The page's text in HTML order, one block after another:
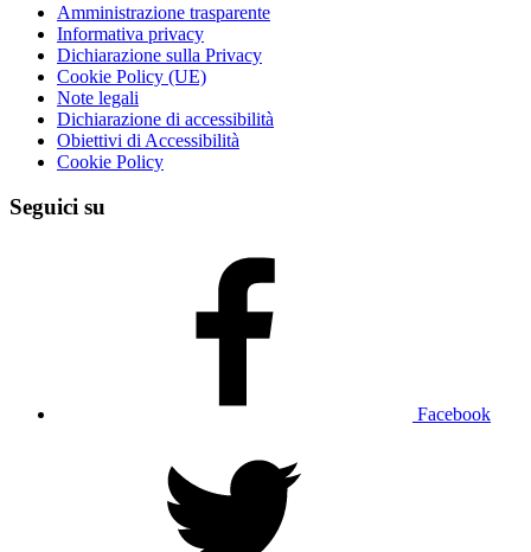
Amministrazione trasparente
Informativa privacy
Dichiarazione sulla Privacy
Cookie Policy (UE)
Note legali
Dichiarazione di accessibilità
Obiettivi di Accessibilità
Cookie Policy
Seguici su
Facebook